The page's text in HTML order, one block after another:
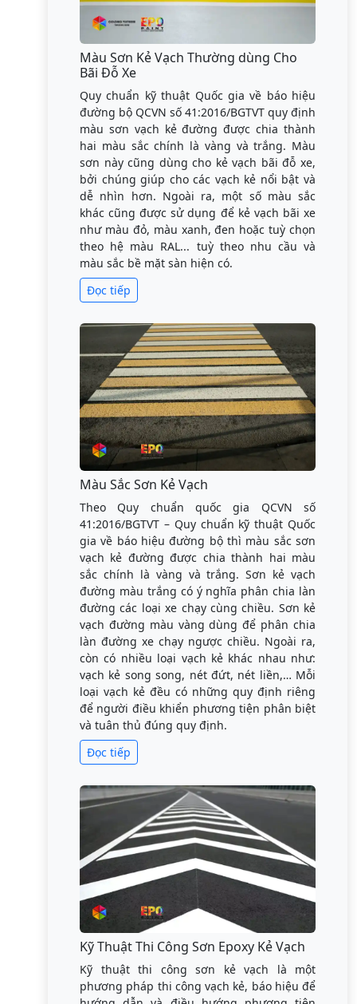
Màu Sơn Kẻ Vạch Thường dùng Cho
Bãi Đỗ Xe
Quy chuẩn kỹ thuật Quốc gia về báo hiệu
đường bộ QCVN số 41:2016/BGTVT quy định
màu sơn vạch kẻ đường được chia thành
hai màu sắc chính là vàng và trắng. Màu
sơn này cũng dùng cho kẻ vạch bãi đỗ xe,
bởi chúng giúp cho các vạch kẻ nổi bật và
dễ nhìn hơn. Ngoài ra, một số màu sắc
khác cũng được sử dụng để kẻ vạch bãi xe
như màu đỏ, màu xanh, đen hoặc tuỳ chọn
theo hệ màu RAL... tuỳ theo nhu cầu và
màu sắc bề mặt sàn hiện có.
Đọc tiếp
Màu Sắc Sơn Kẻ Vạch
Theo Quy chuẩn quốc gia QCVN số
41:2016/BGTVT – Quy chuẩn kỹ thuật Quốc
gia về báo hiệu đường bộ thì màu sắc sơn
vạch kẻ đường được chia thành hai màu
sắc chính là vàng và trắng. Sơn kẻ vạch
đường màu trắng có ý nghĩa phân chia làn
đường các loại xe chạy cùng chiều. Sơn kẻ
vạch đường màu vàng dùng để phân chia
làn đường xe chạy ngược chiều. Ngoài ra,
còn có nhiều loại vạch kẻ khác nhau như:
vạch kẻ song song, nét đứt, nét liền,… Mỗi
loại vạch kẻ đều có những quy định riêng
để người điều khiển phương tiện phân biệt
và tuân thủ đúng quy định.
Đọc tiếp
Kỹ Thuật Thi Công Sơn Epoxy Kẻ Vạch
Kỹ thuật thi công sơn kẻ vạch là một
phương pháp thi công vạch kẻ, báo hiệu để